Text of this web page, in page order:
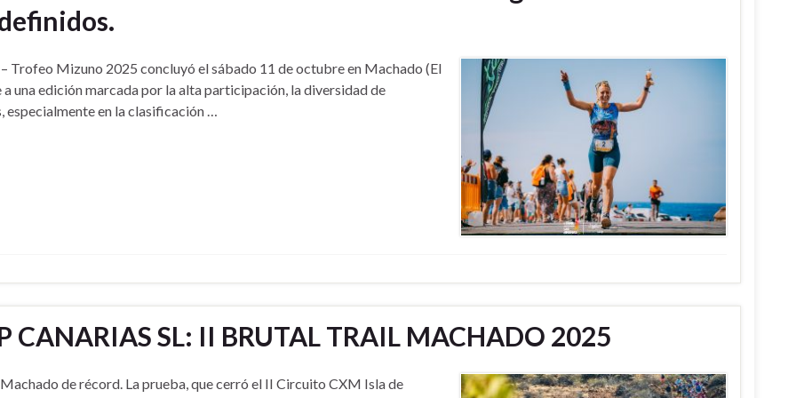
Trofeo Mizuno 2025 concluyó el sábado 11 de octubre en Machado (El
una edición marcada por la alta participación, la diversidad de
especialmente en la clasificación …
CANARIAS SL: II BRUTAL TRAIL MACHADO 2025
de récord. La prueba, que cerró el II Circuito CXM Isla de